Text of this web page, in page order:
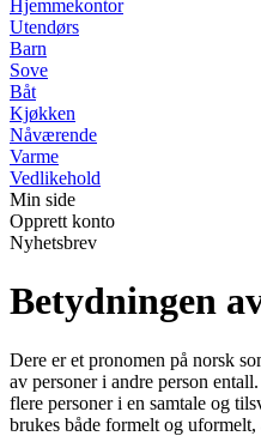
Hjemmekontor
Utendørs
Barn
Sove
Båt
Kjøkken
Nåværende
Varme
Vedlikehold
Min side
Opprett konto
Nyhetsbrev
Betydningen
Dere er et pronomen på norsk
av personer i andre person
flere personer i en samtale og
brukes både formelt og